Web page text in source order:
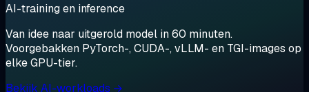
AI-training en inference
Van idee naar uitgerold model in 60 minuten.
Voorgebakken PyTorch-, CUDA-, vLLM- en TGI-images op
elke GPU-tier.
Bekijk AI-workloads →